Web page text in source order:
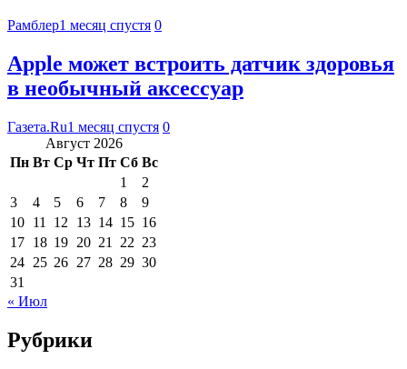
Рамблер1 месяц спустя 0
Apple может встроить датчик здоровья
в необычный аксессуар
Газета.Ru1 месяц спустя 0
Август 2026
Пн Вт Ср Чт Пт Сб Вс
1
2
3
4 5 6 7 8
9
10 11 12 13 14 15 16
17 18 19 20 21 22 23
24 25 26 27 28 29 30
31
« Июл
Рубрики